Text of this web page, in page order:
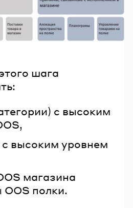
шага
с высоким
высоким уровнем
магазина
полки.